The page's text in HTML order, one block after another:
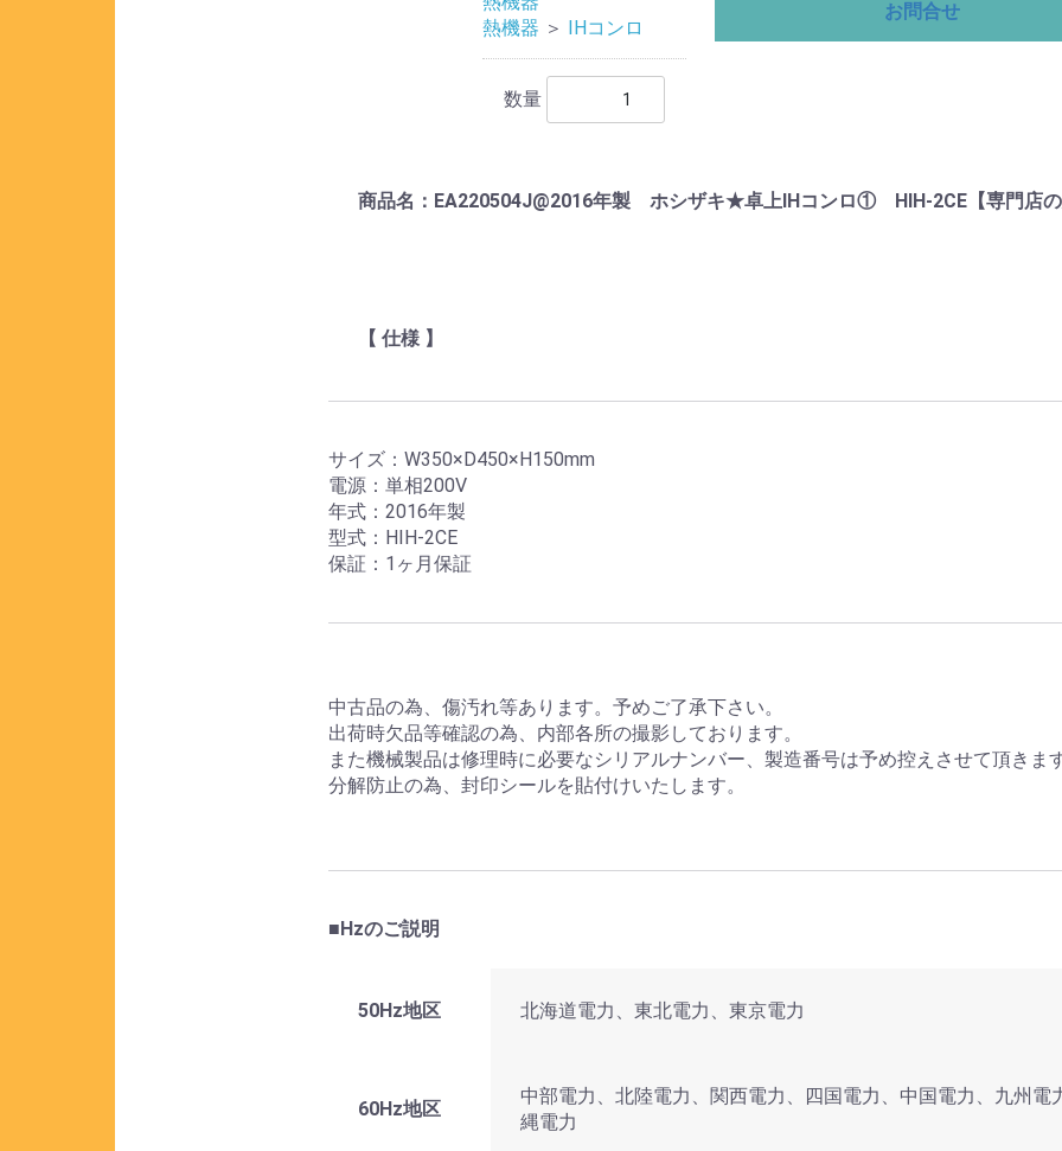
熱機器 ＞ IHコンロ
数量
お問合せ
商品名：EA220504J@2016年製 ホシザキ★卓上IHコンロ① HIH-2CE【専門店の
【 仕様 】
サイズ：W350×D450×H150mm
電源：単相200V
年式：2016年製
型式：HIH-2CE
保証：1ヶ月保証
中古品の為、傷汚れ等あります。予めご了承下さい。
出荷時欠品等確認の為、内部各所の撮影しております。
また機械製品は修理時に必要なシリアルナンバー、製造番号は予め控えさせて頂きます
分解防止の為、封印シールを貼付けいたします。
■Hzのご説明
50Hz地区 北海道電力、東北電力、東京電力
60Hz地区
中部電力、北陸電力、関西電力、四国電力、中国電力、九州電
縄電力